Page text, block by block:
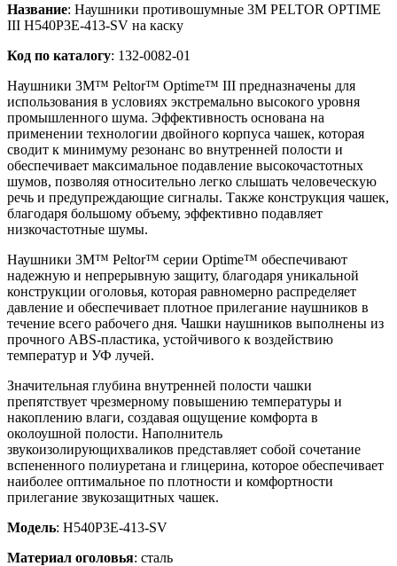
Название: Наушники противошумные 3M PELTOR OPTIME
III H540P3E-413-SV на каску
Код по каталогу: 132-0082-01
Наушники 3M™ Peltor™ Optime™ III предназначены для
использования в условиях экстремально высокого уровня
промышленного шума. Эффективность основана на
применении технологии двойного корпуса чашек, которая
сводит к минимуму резонанс во внутренней полости и
обеспечивает максимальное подавление высокочастотных
шумов, позволяя относительно легко слышать человеческую
речь и предупреждающие сигналы. Также конструкция чашек,
благодаря большому объему, эффективно подавляет
низкочастотные шумы.
Наушники 3M™ Peltor™ серии Optime™ обеспечивают
надежную и непрерывную защиту, благодаря уникальной
конструкции оголовья, которая равномерно распределяет
давление и обеспечивает плотное прилегание наушников в
течение всего рабочего дня. Чашки наушников выполнены из
прочного ABS-пластика, устойчивого к воздействию
температур и УФ лучей.
Значительная глубина внутренней полости чашки
препятствует чрезмерному повышению температуры и
накоплению влаги, создавая ощущение комфорта в
околоушной полости. Наполнитель
звукоизолирующихваликов представляет собой сочетание
вспененного полиуретана и глицерина, которое обеспечивает
наиболее оптимальное по плотности и комфортности
прилегание звукозащитных чашек.
Модель: H540P3E-413-SV
Материал оголовья: сталь